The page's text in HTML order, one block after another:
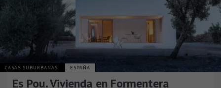
CASAS SUBURBANAS ESPAÑA
Es Pou. Vivienda en Formentera